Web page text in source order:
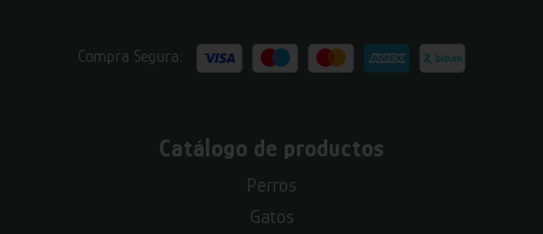
Compra Segura:
Catálogo de productos
Perros
Gatos